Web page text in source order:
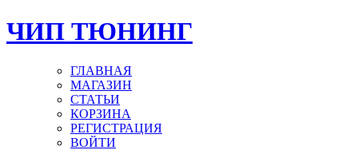
ЧИП ТЮНИНГ
ГЛАВНАЯ
МАГАЗИН
СТАТЬИ
КОРЗИНА
РЕГИСТРАЦИЯ
ВОЙТИ